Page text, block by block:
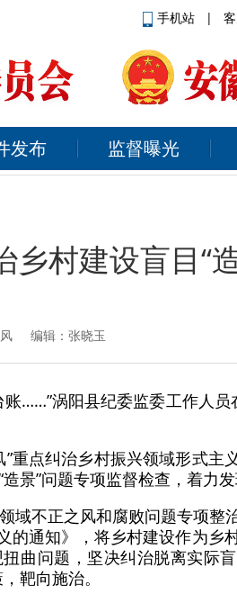
手机站 |
发布 监督曝光
村建设盲目“
编辑：张晓玉
……”涡阳县纪委监委工作人员
重点纠治乡村振兴领域形式主
景”问题专项监督检查，着力
域不正之风和腐败问题专项整
的通知》，将乡村建设作为乡
曲问题，坚决纠治脱离实际
靶向施治。